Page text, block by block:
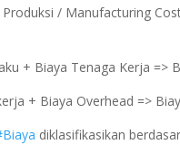
Produksi / Manufacturing
+ Biaya Tenaga Kerja =>
+ Biaya Overhead =>
diklasifikasikan